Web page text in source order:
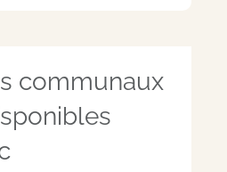
communaux